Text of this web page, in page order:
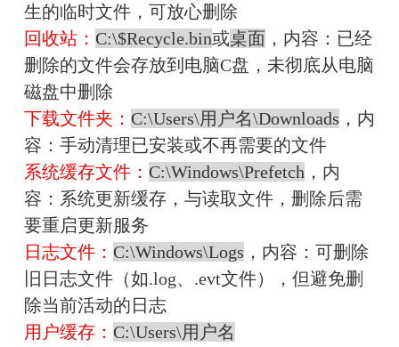
生的临时文件，可放心删除
回收站： C:\$Recycle.bin或桌面 ，内容：已经
删除的文件会存放到电脑C盘，未彻底从电脑
磁盘中删除
下载文件夹： C:\Users\用户名\Downloads ，内
容：手动清理已安装或不再需要的文件
系统缓存文件： C:\Windows\Prefetch ，内
容：系统更新缓存，与读取文件，删除后需
要重启更新服务
日志文件： C:\Windows\Logs ，内容：可删除
旧日志文件（如.log、.evt文件），但避免删
除当前活动的日志
用户缓存： C:\Users\用户名